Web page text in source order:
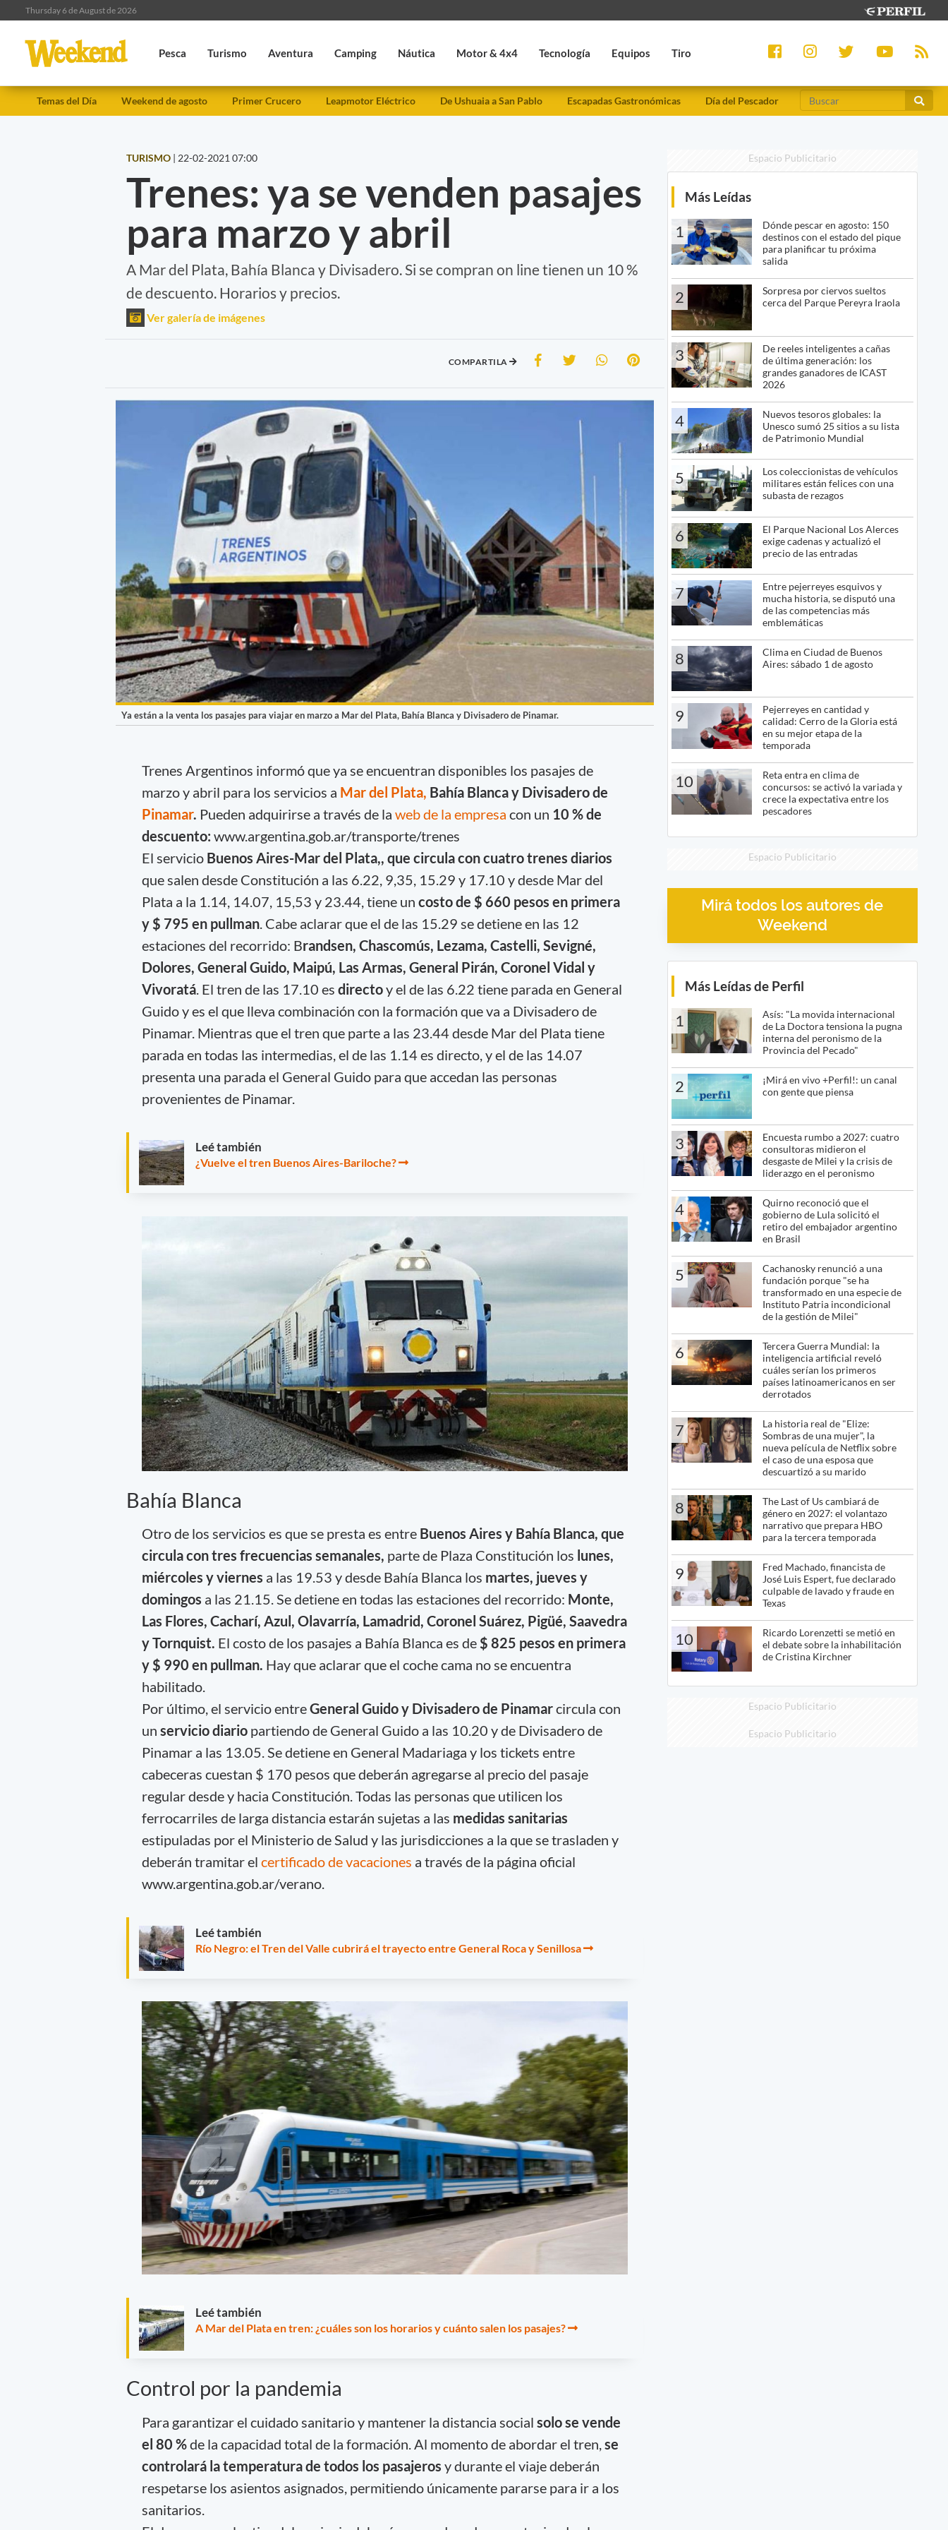
Thursday 6 de August de 2026
Pesca Turismo Aventura Camping Náutica Motor & 4x4 Tecnología Equipos Tiro
Temas del Día Weekend de agosto Primer Crucero Leapmotor Eléctrico De Ushuaia a San Pablo Escapadas Gastronómicas Día del Pescador
TURISMO | 22-02-2021 07:00
Trenes: ya se venden pasajes
para marzo y abril
A Mar del Plata, Bahía Blanca y Divisadero. Si se compran on line tienen un 10 %
de descuento. Horarios y precios.
Ver galería de imágenes
COMPARTILA
Ya están a la venta los pasajes para viajar en marzo a Mar del Plata, Bahía Blanca y Divisadero de Pinamar.
Trenes Argentinos informó que ya se encuentran disponibles los pasajes de
marzo y abril para los servicios a Mar del Plata, Bahía Blanca y Divisadero de
Pinamar. Pueden adquirirse a través de la web de la empresa con un 10 % de
descuento: www.argentina.gob.ar/transporte/trenes
El servicio Buenos Aires-Mar del Plata,, que circula con cuatro trenes diarios
que salen desde Constitución a las 6.22, 9,35, 15.29 y 17.10 y desde Mar del
Plata a la 1.14, 14.07, 15,53 y 23.44, tiene un costo de $ 660 pesos en primera
y $ 795 en pullman. Cabe aclarar que el de las 15.29 se detiene en las 12
estaciones del recorrido: Brandsen, Chascomús, Lezama, Castelli, Sevigné,
Dolores, General Guido, Maipú, Las Armas, General Pirán, Coronel Vidal y
Vivoratá. El tren de las 17.10 es directoy el de las 6.22 tiene parada en General
Guido y es el que lleva combinación con la formación que va a Divisadero de
Pinamar. Mientras que el tren que parte a las 23.44 desde Mar del Plata tiene
parada en todas las intermedias, el de las 1.14 es directo, y el de las 14.07
presenta una parada el General Guido para que accedan las personas
provenientes de Pinamar.
Leé también
¿Vuelve el tren Buenos Aires-Bariloche?
Bahía Blanca
Otro de los servicios es que se presta es entre Buenos Aires y Bahía Blanca, que
circula con tres frecuencias semanales, parte de Plaza Constitución los lunes,
miércoles y viernes a las 19.53 y desde Bahía Blanca los martes, jueves y
domingos a las 21.15. Se detiene en todas las estaciones del recorrido: Monte,
Las Flores, Cacharí, Azul, Olavarría, Lamadrid, Coronel Suárez, Pigüé, Saavedra
y Tornquist. El costo de los pasajes a Bahía Blanca es de$ 825 pesos en primera
y $ 990 en pullman. Hay que aclarar que el coche cama no se encuentra
habilitado.
Por último, el servicio entreGeneral Guido y Divisadero de Pinamarcircula con
un servicio diario partiendo de General Guido a las 10.20 y de Divisadero de
Pinamar a las 13.05. Se detiene en General Madariaga y los tickets entre
cabeceras cuestan $ 170 pesos que deberán agregarse al precio del pasaje
regular desde y hacia Constitución. Todas las personas que utilicen los
ferrocarriles de larga distancia estarán sujetas a las medidas sanitarias
estipuladas por el Ministerio de Salud y las jurisdicciones a la que se trasladen y
deberán tramitar el certificado de vacaciones a través de la página oficial
www.argentina.gob.ar/verano.
Leé también
Río Negro: el Tren del Valle cubrirá el trayecto entre General Roca y Senillosa
Leé también
A Mar del Plata en tren: ¿cuáles son los horarios y cuánto salen los pasajes?
Control por la pandemia
Para garantizar el cuidado sanitario y mantener la distancia social solo se vende
el 80 %de la capacidad total de la formación. Al momento de abordar el tren, se
controlará la temperatura de todos los pasajeros y durante el viaje deberán
respetarse los asientos asignados, permitiendo únicamente pararse para ir a los
sanitarios.
Espacio Publicitario
Más Leídas
1
Dónde pescar en agosto: 150
destinos con el estado del pique
para planificar tu próxima
salida
2
Sorpresa por ciervos sueltos
cerca del Parque Pereyra Iraola
3
De reeles inteligentes a cañas
de última generación: los
grandes ganadores de ICAST
2026
4
Nuevos tesoros globales: la
Unesco sumó 25 sitios a su lista
de Patrimonio Mundial
5
Los coleccionistas de vehículos
militares están felices con una
subasta de rezagos
6
El Parque Nacional Los Alerces
exige cadenas y actualizó el
precio de las entradas
7
Entre pejerreyes esquivos y
mucha historia, se disputó una
de las competencias más
emblemáticas
8
Clima en Ciudad de Buenos
Aires: sábado 1 de agosto
9
Pejerreyes en cantidad y
calidad: Cerro de la Gloria está
en su mejor etapa de la
temporada
10
Reta entra en clima de
concursos: se activó la variada y
crece la expectativa entre los
pescadores
Espacio Publicitario
Mirá todos los autores de
Weekend
Más Leídas de Perfil
1
Asís: "La movida internacional
de La Doctora tensiona la pugna
interna del peronismo de la
Provincia del Pecado"
2
¡Mirá en vivo +Perfil!: un canal
con gente que piensa
3
Encuesta rumbo a 2027: cuatro
consultoras midieron el
desgaste de Milei y la crisis de
liderazgo en el peronismo
4
Quirno reconoció que el
gobierno de Lula solicitó el
retiro del embajador argentino
en Brasil
5
Cachanosky renunció a una
fundación porque "se ha
transformado en una especie de
Instituto Patria incondicional
de la gestión de Milei"
6
Tercera Guerra Mundial: la
inteligencia artificial reveló
cuáles serían los primeros
países latinoamericanos en ser
derrotados
7
La historia real de "Elize:
Sombras de una mujer", la
nueva película de Netflix sobre
el caso de una esposa que
descuartizó a su marido
8
The Last of Us cambiará de
género en 2027: el volantazo
narrativo que prepara HBO
para la tercera temporada
9
Fred Machado, financista de
José Luis Espert, fue declarado
culpable de lavado y fraude en
Texas
10
Ricardo Lorenzetti se metió en
el debate sobre la inhabilitación
de Cristina Kirchner
Espacio Publicitario
Espacio Publicitario